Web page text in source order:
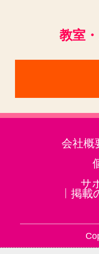
教室
会社概
サ
掲載